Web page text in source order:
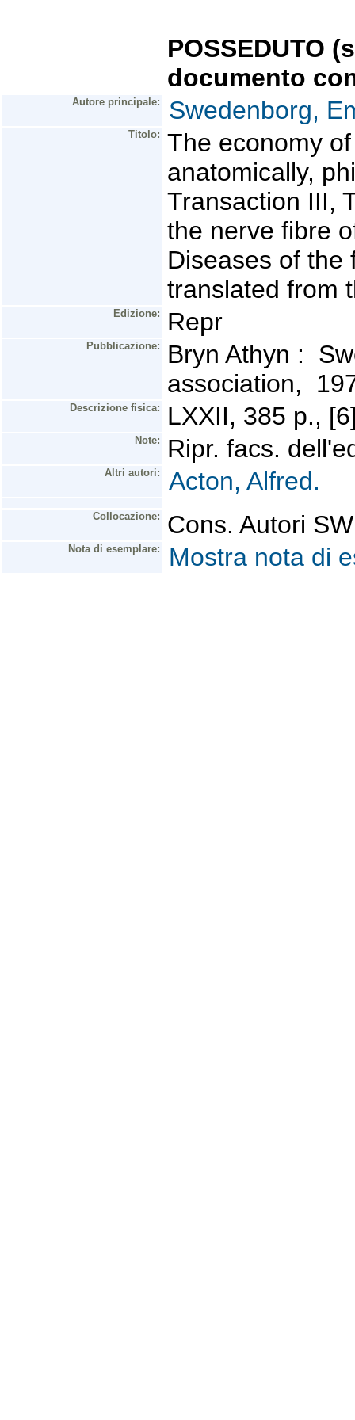
POSSEDUTO
documento
Autore principale: Swedenborg,
Titolo:
The economy
anatomically,
Transaction III,
the nerve fibre
Diseases of the
translated from
Edizione: Repr
Pubblicazione:
Bryn Athyn :
association,
Descrizione fisica: LXXII, 385 p.,
Note: Ripr. facs.
Altri autori: Acton, Alfred.
Collocazione: Cons. Autori
Nota di esemplare: Mostra nota di